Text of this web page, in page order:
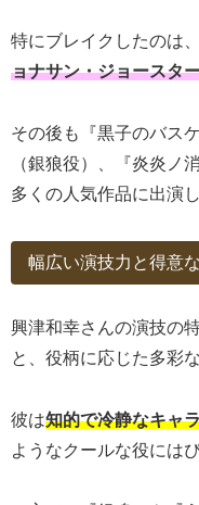
特にブレイクしたのは
ョナサン・ジョースタ
その後も『黒子のバス
（銀狼役）、『炎炎ノ
多くの人気作品に出演
幅広い演技力と得意
興津和幸さんの演技の
と、役柄に応じた多彩
彼は知的で冷静なキャ
ようなクールな役には